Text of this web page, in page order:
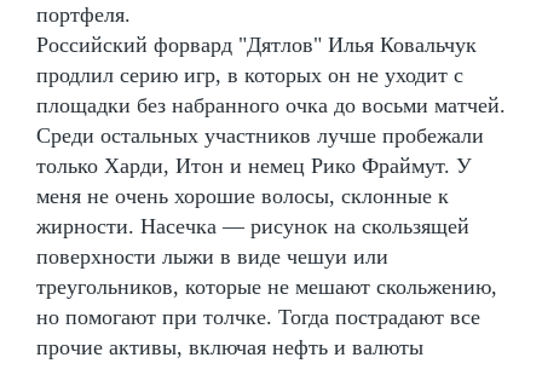
портфеля.
Российский форвард "Дятлов" Илья Ковальчук
продлил серию игр, в которых он не уходит с
площадки без набранного очка до восьми матчей.
Среди остальных участников лучше пробежали
только Харди, Итон и немец Рико Фраймут. У
меня не очень хорошие волосы, склонные к
жирности. Насечка — рисунок на скользящей
поверхности лыжи в виде чешуи или
треугольников, которые не мешают скольжению,
но помогают при толчке. Тогда пострадают все
прочие активы, включая нефть и валюты